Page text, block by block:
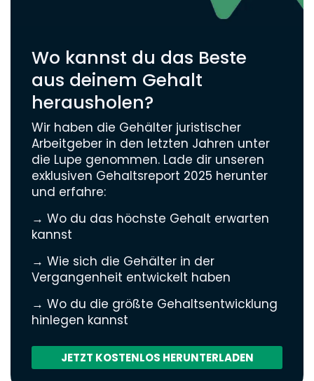
Wo kannst du das Beste
aus deinem Gehalt
herausholen?
Wir haben die Gehälter juristischer
Arbeitgeber in den letzten Jahren unter
die Lupe genommen. Lade dir unseren
exklusiven Gehaltsreport 2025 herunter
und erfahre:
→ Wo du das höchste Gehalt erwarten
kannst
→ Wie sich die Gehälter in der
Vergangenheit entwickelt haben
→ Wo du die größte Gehaltsentwicklung
hinlegen kannst
JETZT KOSTENLOS HERUNTERLADEN